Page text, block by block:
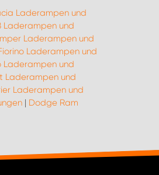
Laderampen und
Laderampen und
Laderampen und
Laderampen und
Laderampen und
Laderampen und
Laderampen und
| Dodge Ram